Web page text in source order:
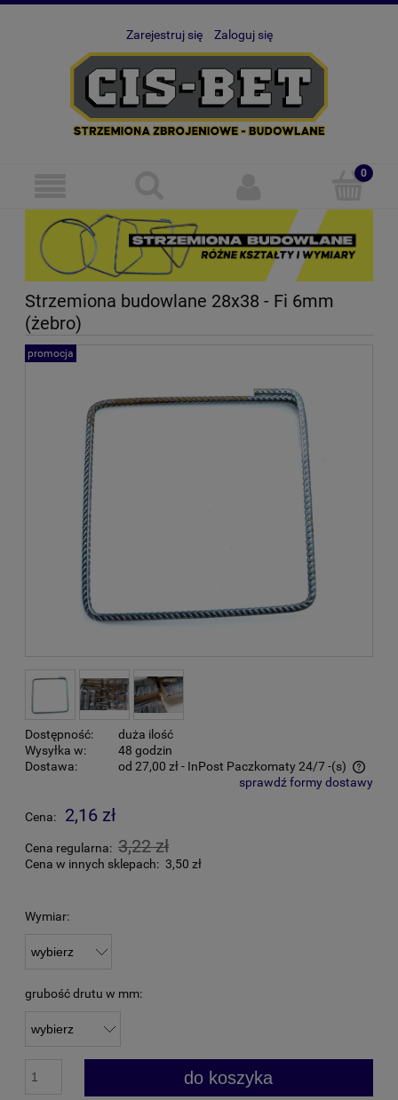
Zarejestruj się Zaloguj się
Strzemiona budowlane 28x38 - Fi 6mm
(żebro)
promocja
Dostępność:
duża ilość
Wysyłka w:
48 godzin
Dostawa:
od 27,00 zł- InPost Paczkomaty 24/7 -(s)
Cena nie zawiera ewentualnych kosztów płatnościsprawdź formy dostawy
Cena: 2,16 zł
Cena regularna: 3,22 zł
Cena w innych sklepach: 3,50 zł
Wymiar:
grubość drutu w mm:
do koszyka